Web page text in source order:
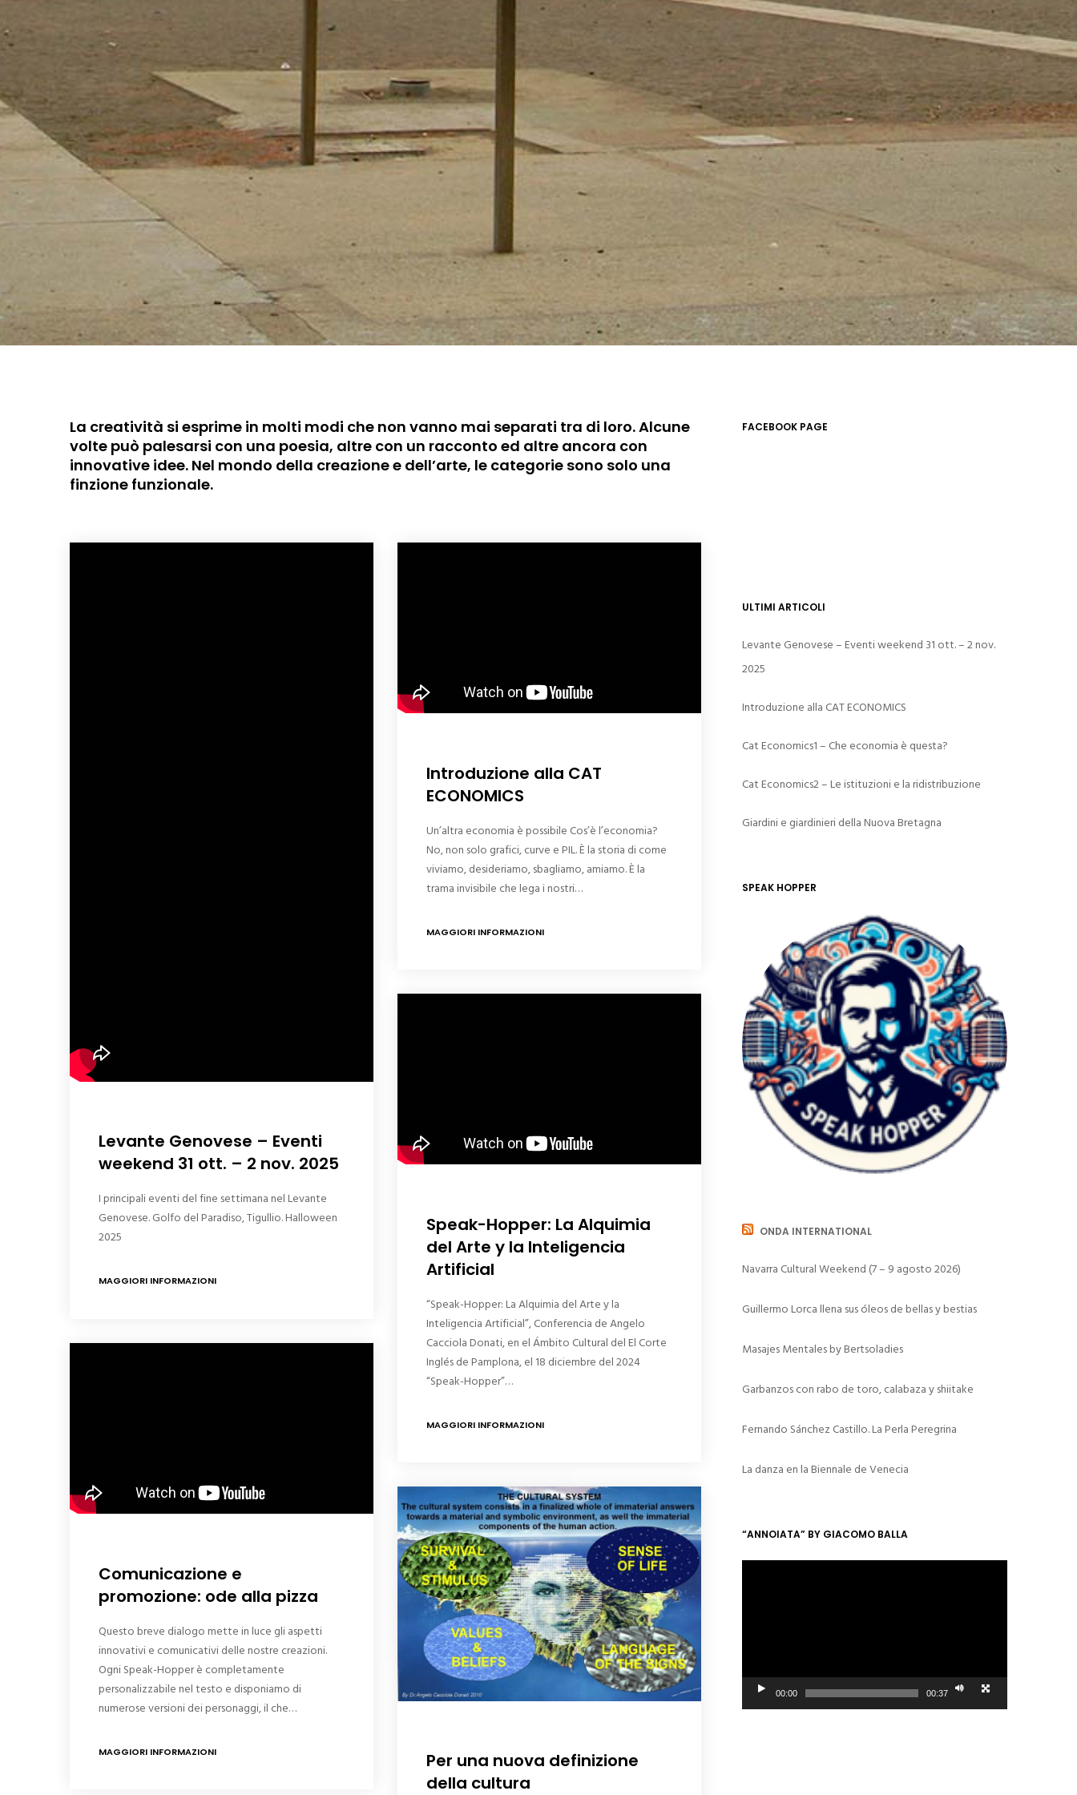
La creatività si esprime in molti modi che non vanno mai separati tra di loro. Alcune
volte può palesarsi con una poesia, altre con un racconto ed altre ancora con
innovative idee. Nel mondo della creazione e dell’arte, le categorie sono solo una
finzione funzionale.
Levante Genovese – Eventi
weekend 31 ott. – 2 nov. 2025
I principali eventi del fine settimana nel Levante
Genovese. Golfo del Paradiso, Tigullio. Halloween
2025
MAGGIORI INFORMAZIONI
Introduzione alla CAT
ECONOMICS
Un’altra economia è possibile Cos’è l’economia?
No, non solo grafici, curve e PIL. È la storia di come
viviamo, desideriamo, sbagliamo, amiamo. È la
trama invisibile che lega i nostri…
MAGGIORI INFORMAZIONI
Speak-Hopper: La Alquimia
del Arte y la Inteligencia
Artificial
“Speak-Hopper: La Alquimia del Arte y la
Inteligencia Artificial”, Conferencia de Angelo
Cacciola Donati, en el Ámbito Cultural del El Corte
Inglés de Pamplona, el 18 diciembre del 2024
“Speak-Hopper”…
MAGGIORI INFORMAZIONI
Comunicazione e
promozione: ode alla pizza
Questo breve dialogo mette in luce gli aspetti
innovativi e comunicativi delle nostre creazioni.
Ogni Speak-Hopper è completamente
personalizzabile nel testo e disponiamo di
numerose versioni dei personaggi, il che…
MAGGIORI INFORMAZIONI
Per una nuova definizione
della cultura
FACEBOOK PAGE
ULTIMI ARTICOLI
Levante Genovese – Eventi weekend 31 ott. – 2 nov.
2025
Introduzione alla CAT ECONOMICS
Cat Economics1 – Che economia è questa?
Cat Economics2 – Le istituzioni e la ridistribuzione
Giardini e giardinieri della Nuova Bretagna
SPEAK HOPPER
ONDA INTERNATIONAL
Navarra Cultural Weekend (7 – 9 agosto 2026)
Guillermo Lorca llena sus óleos de bellas y bestias
Masajes Mentales by Bertsoladies
Garbanzos con rabo de toro, calabaza y shiitake
Fernando Sánchez Castillo. La Perla Peregrina
La danza en la Biennale de Venecia
“ANNOIATA” BY GIACOMO BALLA
00:00 00:37